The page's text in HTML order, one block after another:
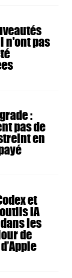
n'ont pas
:
pas de
en
et
IA
les
de